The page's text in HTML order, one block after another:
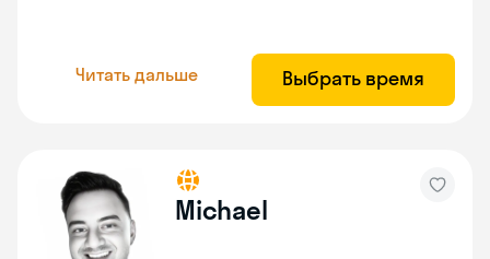
Читать дальше Выбрать время
Michael